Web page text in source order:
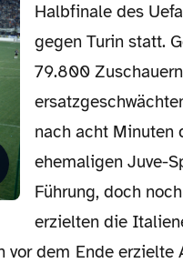
Halbfinale des
gegen Turin statt.
79.800
nach acht Minuten
ehemaligen Juve-
Führung, doch
erzielten die
dem Ende erzielte